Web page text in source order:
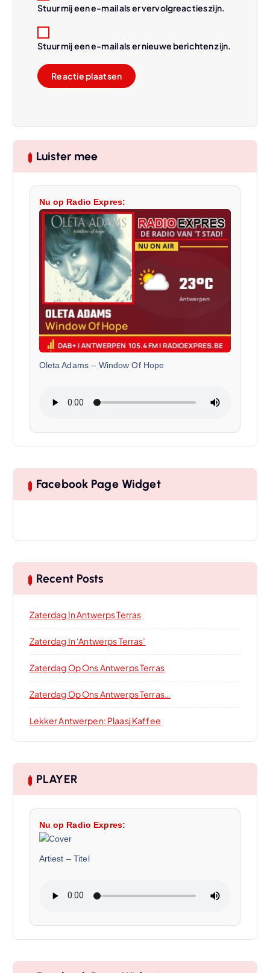
Stuur mij een e-mail als er vervolgreacties zijn.
Stuur mij een e-mail als er nieuwe berichten zijn.
Luister mee
Nu op Radio Expres:
Oleta Adams – Window Of Hope
Facebook Page Widget
Recent Posts
Zaterdag In Antwerps Terras
Zaterdag In ‘Antwerps Terras’
Zaterdag Op Ons Antwerps Terras
Zaterdag Op Ons Antwerps Terras…
Lekker Antwerpen: Plaasj Kaffee
PLAYER
Nu op Radio Expres:
Artiest – Titel